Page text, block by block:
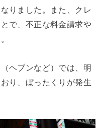
りました。また、クレ
で、不正な料金請求や
ヘブンなど）では、明
り、ぼったくりが発生